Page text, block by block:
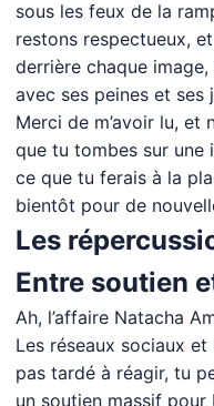
sous les feux de la
restons respectueux,
derrière chaque
avec ses peines et ses
Merci de m’avoir lu, et
que tu tombes sur
ce que tu ferais à la
bientôt pour de
Les
Entre soutien
Ah, l’affaire Natacha
Les réseaux sociaux et
pas tardé à réagir, tu
un soutien massif pour